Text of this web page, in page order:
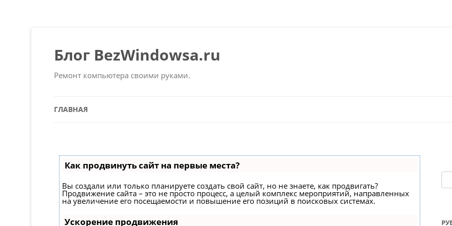
Блог BezWindowsa.ru
Ремонт компьютера своими руками.
ГЛАВНАЯ
Как продвинуть сайт на первые места?
Вы создали или только планируете создать свой сайт, но не знаете, как продвигать?
Продвижение сайта – это не просто процесс, а целый комплекс мероприятий, направленных
на увеличение его посещаемости и повышение его позиций в поисковых системах.
Ускорение продвижения